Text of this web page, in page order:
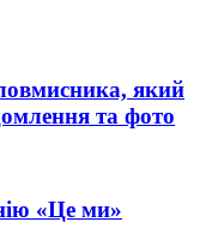
який
та фото
«Це ми»